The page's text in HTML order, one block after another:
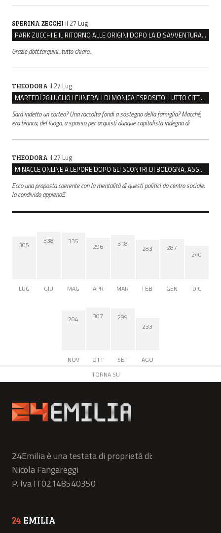
SPERINA ZECCHI il 27 Lug
PARK ZUCCHI E IL RITORNO ALLE ORIGINI DOPO LA DISAVVENTURA CON REGGIO EMILIA PARCHEGGI
Grazie dott.tarquini...tutto chiaro...
THEODORA il 27 Lug
MARTEDÌ 28 LUGLIO I FUNERALI DI MONICA ESPOSITO: LUTTO CITTADINO A MODENA E NONANTOLA
Sarà indetto un corteo? Una raccolta fondi a sostegno della famiglia? Macché,
era bianca, del luogo, a spasso per acquisti dunque capitalista indegna di
THEODORA il 27 Lug
MINACCE ONLINE A LEPORE DOPO GLI SCONTRI DI BOLOGNA, ASSEGNATA LA SCORTA AL SINDACO
Ecco una proposta coerente con la mentalità di questi politici da centro sociale:
la condivido appieno!!!
305
LUG
338
GIU
335
MAG
296
APR
318
MAR
283
FEB
287
GEN
240
DIC
284
NOV
307
OTT
299
SET
233
AGO
TORNA SU
24Emilia è una testata di proprietà di:
Nicola Fangareggi
P. Iva IT02148540350
24 EMILIA